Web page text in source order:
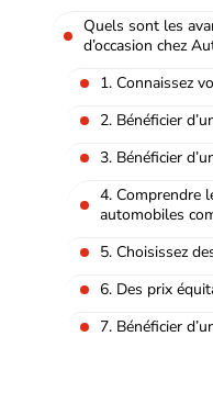
Quels sont les
d’occasion chez
1. Connaissez
2. Bénéficier
3. Bénéficier
4. Comprendre
automobiles
5. Choisissez
6. Des prix
7. Bénéficier